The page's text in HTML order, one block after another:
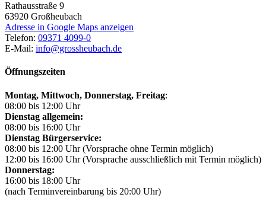
Rathausstraße 9
63920 Großheubach
Adresse in Google Maps anzeigen
Telefon: 09371 4099-0
E-Mail: info@grossheubach.de
Öffnungszeiten
Montag, Mittwoch, Donnerstag, Freitag:
08:00 bis 12:00 Uhr
Dienstag allgemein:
08:00 bis 16:00 Uhr
Dienstag Bürgerservice:
08:00 bis 12:00 Uhr (Vorsprache ohne Termin möglich)
12:00 bis 16:00 Uhr (Vorsprache ausschließlich mit Termin möglich)
Donnerstag:
16:00 bis 18:00 Uhr
(nach Terminvereinbarung bis 20:00 Uhr)